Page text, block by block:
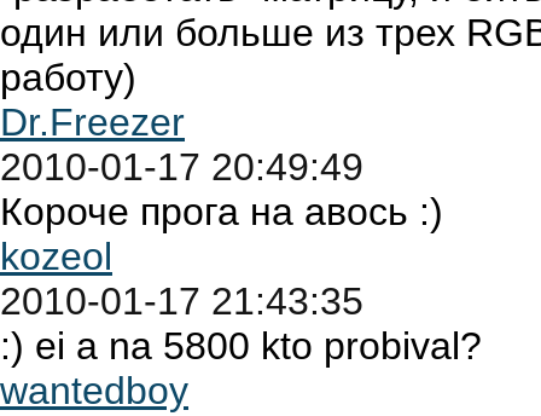
один или больше из трех
работу)
Dr.Freezer
2010-01-17 20:49:49
Короче прога на авось :)
kozeol
2010-01-17 21:43:35
:) ei a na 5800 kto probival?
wantedboy